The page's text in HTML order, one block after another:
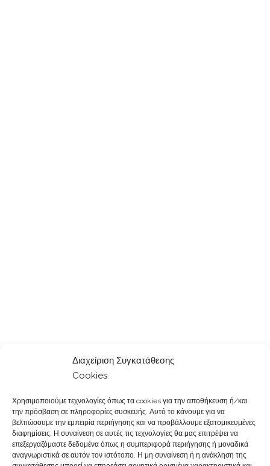
Διαχείριση Συγκατάθεσης
Cookies
Χρησιμοποιούμε τεχνολογίες όπως τα cookies για την αποθήκευση ή/και
την πρόσβαση σε πληροφορίες συσκευής. Αυτό το κάνουμε για να
βελτιώσουμε την εμπειρία περιήγησης και να προβάλλουμε εξατομικευμένες
διαφημίσεις. Η συναίνεση σε αυτές τις τεχνολογίες θα μας επιτρέψει να
επεξεργαζόμαστε δεδομένα όπως η συμπεριφορά περιήγησης ή μοναδικά
αναγνωριστικά σε αυτόν τον ιστότοπο. Η μη συναίνεση ή η ανάκληση της